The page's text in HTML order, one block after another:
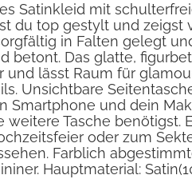
Satinkleid mit
du top gestylt und zeigst
in Falten gelegt
betont. Das glatte,
und lässt Raum für
Unsichtbare
Smartphone und dein
weitere Tasche benötigst.
oder zum
Farblich
Hauptmaterial: